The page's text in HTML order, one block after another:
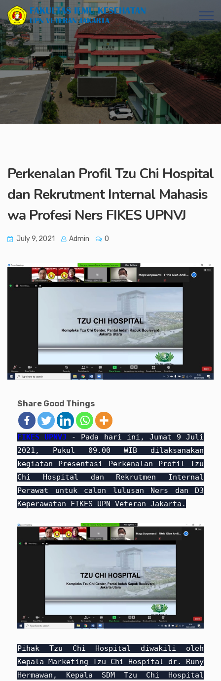
Perkenalan Profil Tzu Chi Hospital
dan Rekrutment Internal Mahasis
wa Profesi Ners FIKES UPNVJ
July 9, 2021 Admin 0
Share Good Things
FIKES UPNVJ - Pada hari ini, Jumat 9 Juli
2021, Pukul 09.00 WIB dilaksanakan
kegiatan Presentasi Perkenalan Profil Tzu
Chi Hospital dan Rekrutmen Internal
Perawat untuk calon lulusan Ners dan D3
Keperawatan FIKES UPN Veteran Jakarta.
Pihak Tzu Chi Hospital diwakili oleh
Kepala Marketing Tzu Chi Hospital dr. Runy
Hermawan, Kepala SDM Tzu Chi Hospital